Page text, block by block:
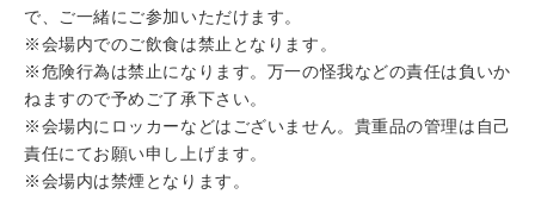
で、ご一緒にご参加いただけます。
※会場内でのご飲食は禁止となります。
※危険行為は禁止になります。万一の怪我などの責任は負いか
ねますので予めご了承下さい。
※会場内にロッカーなどはございません。貴重品の管理は自己
責任にてお願い申し上げます。
※会場内は禁煙となります。